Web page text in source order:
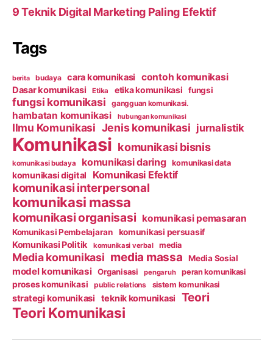
9 Teknik Digital Marketing Paling Efektif
Tags
berita budaya cara komunikasi contoh komunikasi
Dasar komunikasi Etika etika komunikasi fungsi
fungsi komunikasi gangguan komunikasi.
hambatan komunikasi hubungan komunikasi
Ilmu Komunikasi Jenis komunikasi jurnalistik
Komunikasi komunikasi bisnis
komunikasi budaya komunikasi daring komunikasi data
komunikasi digital Komunikasi Efektif
komunikasi interpersonal
komunikasi massa
komunikasi organisasi komunikasi pemasaran
Komunikasi Pembelajaran komunikasi persuasif
Komunikasi Politik komunikasi verbal media
Media komunikasi media massa Media Sosial
model komunikasi Organisasi pengaruh peran komunikasi
proses komunikasi public relations sistem komunikasi
strategi komunikasi teknik komunikasi Teori
Teori Komunikasi